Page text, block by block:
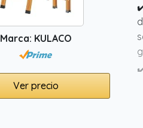
Marca: KULACO
Ver precio